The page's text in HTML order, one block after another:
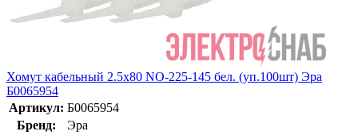
Хомут кабельный 2.5х80 NO-225-145 бел. (уп.100шт) Эра
Б0065954
Артикул: Б0065954
Бренд:
Эра